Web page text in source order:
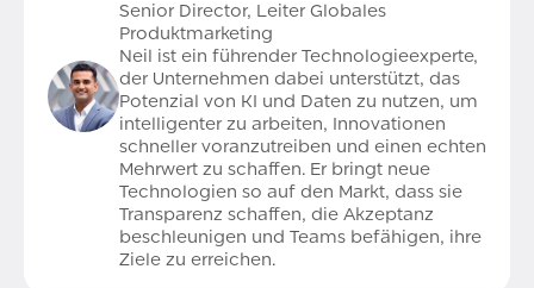
Senior Director, Leiter Globales
Produktmarketing
Neil ist ein führender Technologieexperte,
der Unternehmen dabei unterstützt, das
Potenzial von KI und Daten zu nutzen, um
intelligenter zu arbeiten, Innovationen
schneller voranzutreiben und einen echten
Mehrwert zu schaffen. Er bringt neue
Technologien so auf den Markt, dass sie
Transparenz schaffen, die Akzeptanz
beschleunigen und Teams befähigen, ihre
Ziele zu erreichen.